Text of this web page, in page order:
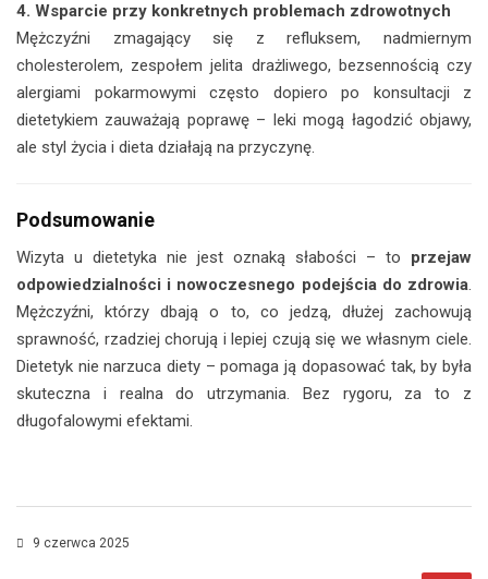
4. Wsparcie przy konkretnych problemach zdrowotnych
Mężczyźni zmagający się z refluksem, nadmiernym
cholesterolem, zespołem jelita drażliwego, bezsennością czy
alergiami pokarmowymi często dopiero po konsultacji z
dietetykiem zauważają poprawę – leki mogą łagodzić objawy,
ale styl życia i dieta działają na przyczynę.
Podsumowanie
Wizyta u dietetyka nie jest oznaką słabości – to przejaw
odpowiedzialności i nowoczesnego podejścia do zdrowia.
Mężczyźni, którzy dbają o to, co jedzą, dłużej zachowują
sprawność, rzadziej chorują i lepiej czują się we własnym ciele.
Dietetyk nie narzuca diety – pomaga ją dopasować tak, by była
skuteczna i realna do utrzymania. Bez rygoru, za to z
długofalowymi efektami.
9 czerwca 2025